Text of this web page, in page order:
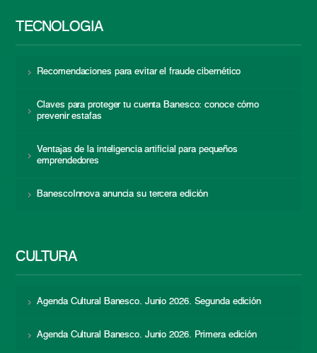
TECNOLOGÍA
Recomendaciones para evitar el fraude cibernético
Claves para proteger tu cuenta Banesco: conoce cómo
prevenir estafas
Ventajas de la inteligencia artificial para pequeños
emprendedores
BanescoInnova anuncia su tercera edición
CULTURA
Agenda Cultural Banesco. Junio 2026. Segunda edición
Agenda Cultural Banesco. Junio 2026. Primera edición